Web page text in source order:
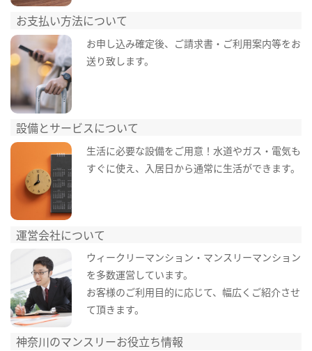
お支払い方法について
お申し込み確定後、ご請求書・ご利用案内等をお
送り致します。
設備とサービスについて
生活に必要な設備をご用意！水道やガス・電気も
すぐに使え、入居日から通常に生活ができます。
運営会社について
ウィークリーマンション・マンスリーマンション
を多数運営しています。
お客様のご利用目的に応じて、幅広くご紹介させ
て頂きます。
神奈川のマンスリーお役立ち情報